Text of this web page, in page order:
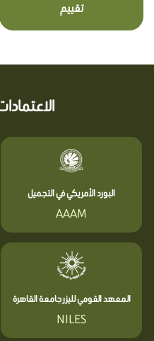
تقييم
البورد الأمريكي في التجميل
AAAM
المعهد القومي لليزر جامعة القاهرة
NILES